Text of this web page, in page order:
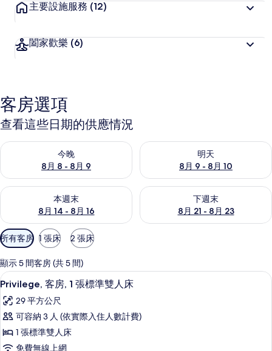
主要設施服務 (12)
闔家歡樂 (6)
客房選項
查看這些日期的供應情況
今晚
8月 8 - 8月 9
查看今晚 (8月 8 - 8月 9) 的供應情況
明天
8月 9 - 8月 10
查看明天 (8月 9 - 8月 10) 的供
本週末
8月 14 - 8月 16
查看本週末 (8月 14 - 8月 16) 的供應情況
下週末
8月 21 - 8月 23
查看下週末 (8月 21 - 8月 23)
可
用
的
客
房
篩
選
條
所有客房 1 張床 2 張床
顯示 5 間客房 (共 5 間)
顯
示
Privilege,
客
房,
Privilege, 客房, 1 張標準雙人床 | 高
6
Privilege, 客房, 1 張標準雙人床
29 平方公尺
可容納 3 人 (依實際入住人數計費)
1 張標準雙人床
免費無線上網